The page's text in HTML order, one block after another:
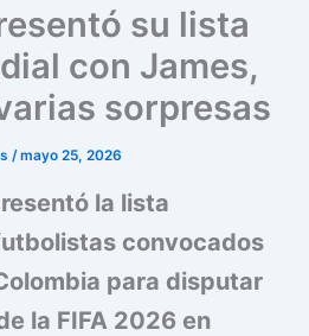
su lista
con James,
sorpresas
/mayo 25, 2026
la lista
convocados
para disputar
la FIFA 2026 en